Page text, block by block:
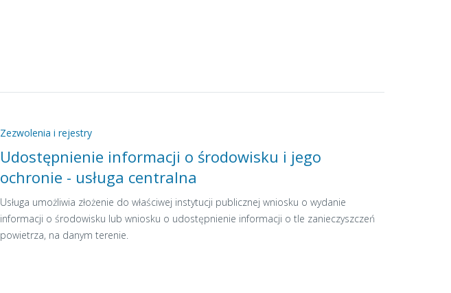
Zezwolenia i rejestry
Udostępnienie informacji o środowisku i jego
ochronie - usługa centralna
Usługa umożliwia złożenie do właściwej instytucji publicznej wniosku o wydanie
informacji o środowisku lub wniosku o udostępnienie informacji o tle zanieczyszczeń
powietrza, na danym terenie.